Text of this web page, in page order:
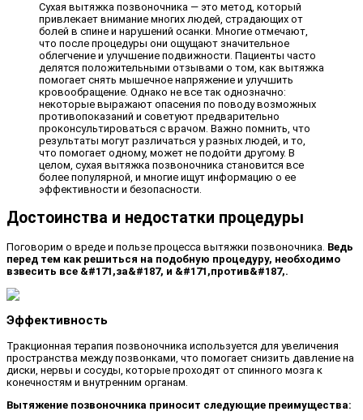
Сухая вытяжка позвоночника — это метод, который
привлекает внимание многих людей, страдающих от
болей в спине и нарушений осанки. Многие отмечают,
что после процедуры они ощущают значительное
облегчение и улучшение подвижности. Пациенты часто
делятся положительными отзывами о том, как вытяжка
помогает снять мышечное напряжение и улучшить
кровообращение. Однако не все так однозначно:
некоторые выражают опасения по поводу возможных
противопоказаний и советуют предварительно
проконсультироваться с врачом. Важно помнить, что
результаты могут различаться у разных людей, и то,
что помогает одному, может не подойти другому. В
целом, сухая вытяжка позвоночника становится все
более популярной, и многие ищут информацию о ее
эффективности и безопасности.
Достоинства и недостатки процедуры
Поговорим о вреде и пользе процесса вытяжки позвоночника. Ведь
перед тем как решиться на подобную процедуру, необходимо
взвесить все &#171,за&#187, и &#171,против&#187,.
Эффективность
Тракционная терапия позвоночника используется для увеличения
пространства между позвонками, что помогает снизить давление на
диски, нервы и сосуды, которые проходят от спинного мозга к
конечностям и внутренним органам.
Вытяжение позвоночника приносит следующие преимущества: